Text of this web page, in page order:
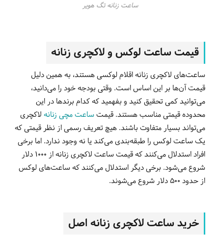
ساعت زنانه تگ هویر
قیمت ساعت لوکس و لاکچری زنانه
ساعت‌های لاکچری زنانه اقلام لوکسی هستند، به همین دلیل
قیمت آن‌ها بر این اساس است. وقتی بودجه خود را می‌دانید،
می‌توانید کمی تحقیق کنید و بفهمید که کدام برندها در این
محدوده قیمتی مناسب هستند. قیمتساعت مچی زنانه لاکچری
می‌تواند بسیار متفاوت باشند. هیچ تعریف رسمی از نظر قیمتی که
یک ساعت لوکس را طبقه‌بندی می‌کند یا نه وجود ندارد. اما برخی
افراد استدلال می‌کنند که قیمت ساعت لاکچری زنانه از 1000 دلار
شروع می‌شود. برخی دیگر استدلال می‌کنند که ساعت‌های لوکس
از حدود 500 دلار شروع می‌شوند.
خرید ساعت لاکچری زنانه اصل